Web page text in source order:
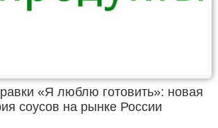
«Я люблю готовить»: новая
соусов на рынке России